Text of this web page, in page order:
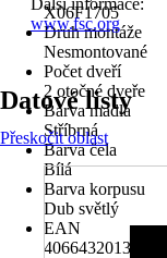
X06F1705
Druh montáže
Nesmontované
Počet dveří
2 otočné dveře
Barva madla
Stříbrná
Barva čela
Bílá
Barva korpusu
Dub světlý
EAN
4066432013359
Další informace:
www.fsc.org
Datové listy
Přeskočit oblast